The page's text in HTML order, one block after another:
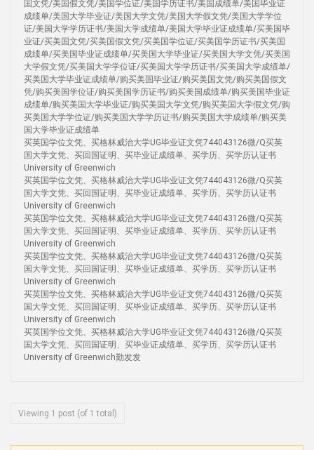
国文凭/美国假文凭/美国学位证/美国学历证书/美国成绩单/美国毕业证
成绩单/美国大学毕业证/美国大学文凭/美国大学假文凭/美国大学学位
证/美国大学学历证书/美国大学成绩单/美国大学毕业证成绩单/买美国毕
业证/买美国文凭/买美国假文凭/买美国学位证/买美国学历证书/买美国
成绩单/买美国毕业证成绩单/买美国大学毕业证/买美国大学文凭/买美国
大学假文凭/买美国大学学位证/买美国大学学历证书/买美国大学成绩单/
买美国大学毕业证成绩单/购买美国毕业证/购买美国文凭/购买美国假文
凭/购买美国学位证/购买美国学历证书/购买美国成绩单/购买美国毕业证
成绩单/购买美国大学毕业证/购买美国大学文凭/购买美国大学假文凭/购
买美国大学学位证/购买美国大学学历证书/购买美国大学成绩单/购买美
国大学毕业证成绩单
买英国学位文凭、买格林威治大学UG毕业证文凭744043126微/Q买英
国大学文凭、买回国证明、买毕业证成绩单、买学历、买学历认证书
University of Greenwich
买英国学位文凭、买格林威治大学UG毕业证文凭744043126微/Q买英
国大学文凭、买回国证明、买毕业证成绩单、买学历、买学历认证书
University of Greenwich
买英国学位文凭、买格林威治大学UG毕业证文凭744043126微/Q买英
国大学文凭、买回国证明、买毕业证成绩单、买学历、买学历认证书
University of Greenwich
买英国学位文凭、买格林威治大学UG毕业证文凭744043126微/Q买英
国大学文凭、买回国证明、买毕业证成绩单、买学历、买学历认证书
University of Greenwich
买英国学位文凭、买格林威治大学UG毕业证文凭744043126微/Q买英
国大学文凭、买回国证明、买毕业证成绩单、买学历、买学历认证书
University of Greenwich
买英国学位文凭、买格林威治大学UG毕业证文凭744043126微/Q买英
国大学文凭、买回国证明、买毕业证成绩单、买学历、买学历认证书
University of Greenwich勤发发
Viewing 1 post (of 1 total)